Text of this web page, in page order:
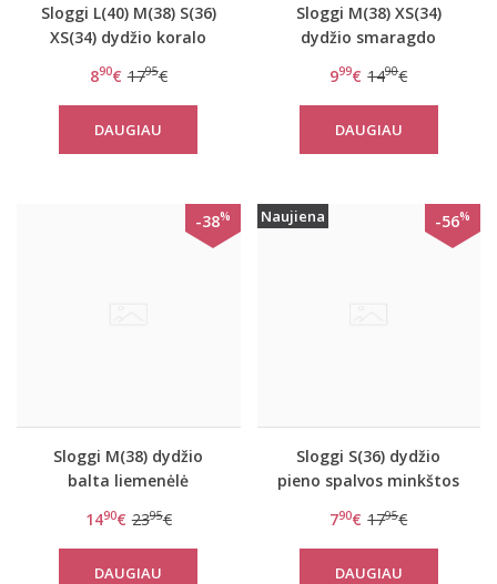
Sloggi L(40) M(38) S(36)
XS(34) dydžio koralo
gifiūrinės kelnaitės Zero
Lace H Hipster
890€ 1795€
DAUGIAU
Sloggi M(38) XS(34)
dydžio smaragdo
gipiūrinės kelnaitės
Zero Lace Short
999€ 1490€
DAUGIAU
-38%
Sloggi M(38) dydžio
balta liemenėlė
1490€ 2395€
DAUGIAU
Naujiena -56%
Sloggi S(36) dydžio
pieno spalvos minkštos
Lace Hipster
790€ 1795€
DAUGIAU